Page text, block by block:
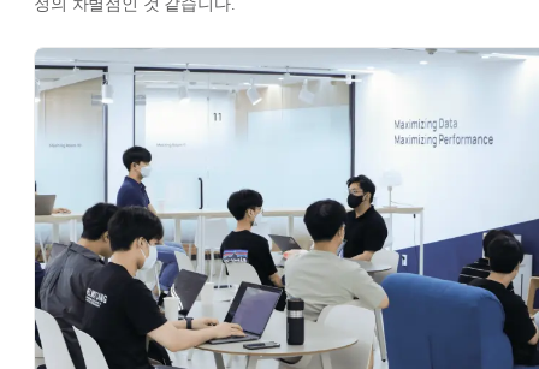
정의 차별점인 것 같습니다.